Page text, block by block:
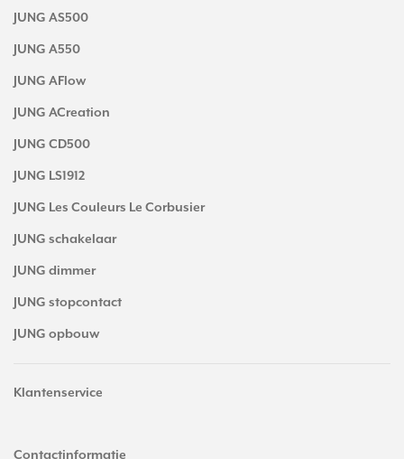
JUNG AS500
JUNG A550
JUNG AFlow
JUNG ACreation
JUNG CD500
JUNG LS1912
JUNG Les Couleurs Le Corbusier
JUNG schakelaar
JUNG dimmer
JUNG stopcontact
JUNG opbouw
Klantenservice
Contactinformatie